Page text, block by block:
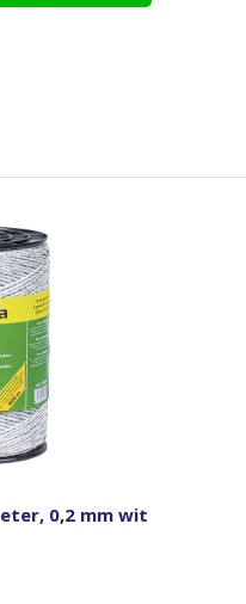
0,2 mm wit